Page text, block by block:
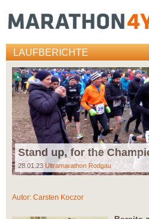
LAUFBERICHTE
Stand up, for the
28.01.23 Ultramarathon Rodgau
Autor: Carsten Koczor